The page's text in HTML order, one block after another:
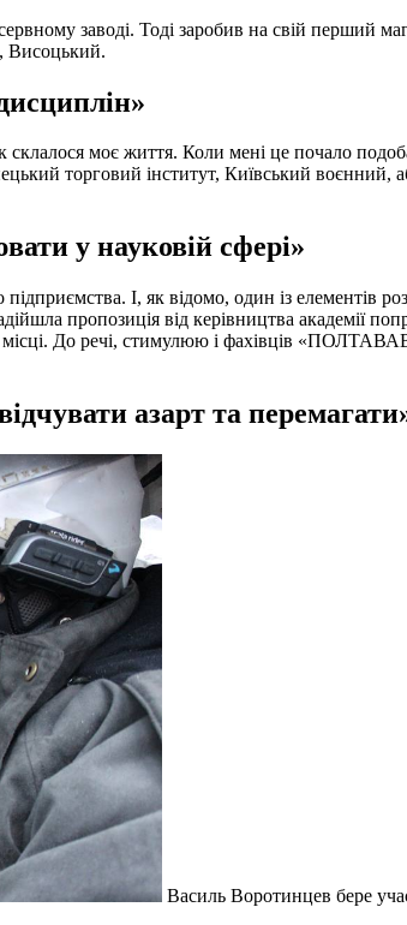
заводі. Тоді заробив на свій перший
Висоцький.
моє життя. Коли мені це почало
торговий інститут, Київський воєнний,
у науковій сфері»
І, як відомо, один із елементів
пропозиція від керівництва академії
місці. До речі, стимулюю і фахівців
азарт та
Василь Воротинцев бере